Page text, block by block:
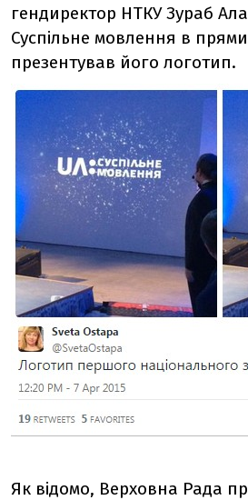
гендиректор НТКУ Зураб
Суспільне мовлення в
презентував його логотип.
Як відомо, Верховна Рада